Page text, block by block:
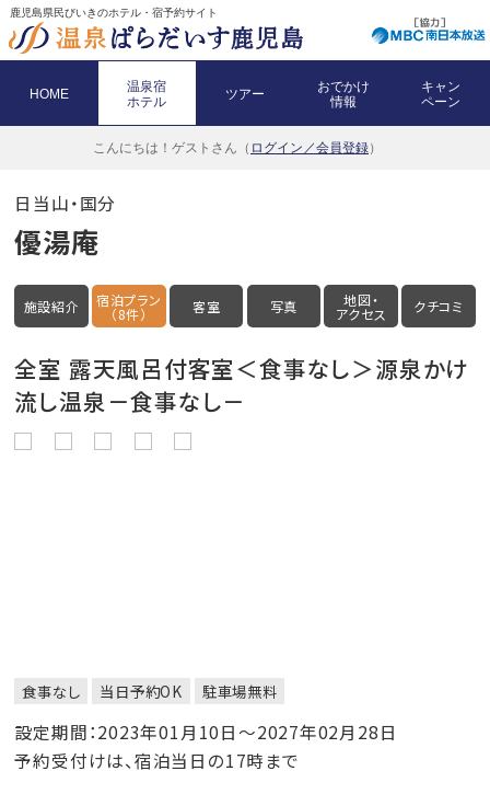
鹿児島県民びいきのホテル・宿予約サイト
HOME
温泉宿
ホテル
ツアー
おでかけ
情報
キャン
ペーン
こんにちは！ ゲストさん（ ログイン／会員登録）
日当山・国分
優湯庵
施設紹介 宿泊プラン
（8件） 客室 写真 地図・
アクセス クチコミ
全室 露天風呂付客室＜食事なし＞源泉かけ
流し温泉－食事なし－
食事なし 当日予約OK 駐車場無料
設定期間：2023年01月10日～2027年02月28日
予約受付けは、宿泊当日の17時まで